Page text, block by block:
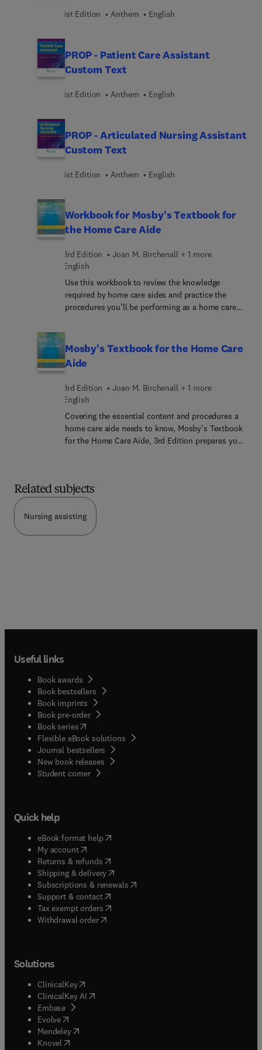
exercises, and independent learning activities go
learn to provide competent and respectful care.
1st Edition Anthem English
PROP - Patient Care Assistant
Custom Text
1st Edition Anthem English
PROP - Articulated Nursing Assistant
Custom Text
1st Edition Anthem English
Workbook for Mosby's Textbook for
the Home Care Aide
3rd Edition
Joan M. Birchenall + 1 more
English
Use this workbook to review the knowledge
required by home care aides and practice the
procedures you’ll be performing as a home care
practical study tool helps you understand and
apply the material with fun activities and a step-
by-step checklist for each procedure in the
Birchenall and Eileen Streight, this workbook
prepares you for the many situations you may
encounter as a home care aide.
Mosby's Textbook for the Home Care
Aide
3rd Edition
Joan M. Birchenall + 1 more
English
Covering the essential content and procedures a
home care aide needs to know, Mosby’s Textbook
for the Home Care Aide, 3rd Edition prepares you
photographs and drawings along with step-by-step
procedures for skills performed by home care
aides. Updated and expanded in this edition are
chapters on meeting the client’s nutritional needs
Related subjects
Nursing assisting
Useful links
Book awards
Book bestsellers
Book imprints
Book pre-order
Book series(opens in new tab/window
Flexible eBook solutions
Journal bestsellers
New book releases
Student corner( opens in new tab/window
Quick help
eBook format help( opens in new tab/window
My account( opens in new tab/window
Returns & refunds( opens in new tab/window
Shipping & delivery(opens in new tab/window
Subscriptions & renewals( opens in new tab/window
Support & contact( opens in new tab/window
Tax exempt orders( opens in new tab/window
Withdrawal order
Solutions
ClinicalKey(opens in new tab/window
ClinicalKey AI opens in new tab/window
Embase( opens in new tab/window
Evolve(opens in new tab/window
Mendeley( opens in new tab/window
Knovel (opens in new tab/window